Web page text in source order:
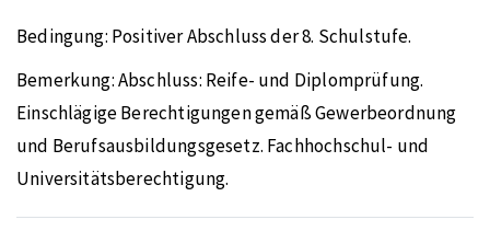
Bedingung: Positiver Abschluss der 8. Schulstufe.
Bemerkung:Abschluss: Reife- und Diplomprüfung.
Einschlägige Berechtigungen gemäß Gewerbeordnung
und Berufsausbildungsgesetz. Fachhochschul- und
Universitätsberechtigung.